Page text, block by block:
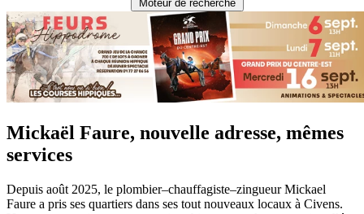
Moteur de recherche
Mickaël Faure, nouvelle adresse, mêmes
services
Depuis août 2025, le plombier–chauffagiste–zingueur Mickael
Faure a pris ses quartiers dans ses tout nouveaux locaux à Civens.